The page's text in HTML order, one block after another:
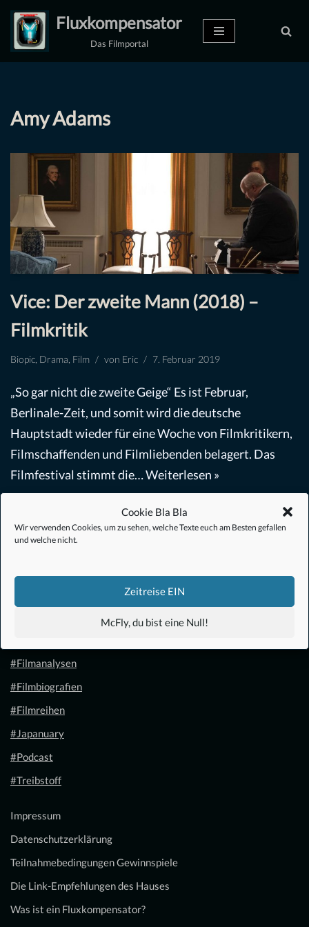
Cookie Bla Bla
Wir verwenden Cookies, um zu sehen, welche Texte euch am Besten gefallen
und welche nicht.
Zeitreise EIN
McFly, du bist eine Null!
Zum
Inhalt
Fluxkompensator
Das Filmportal
Amy Adams
Vice: Der zweite Mann (2018) –
Filmkritik
Biopic Drama Film von Eric 7. Februar 2019
„So gar nicht die zweite Geige“ Es ist Februar,
Berlinale-Zeit, und somit wird die deutsche
Hauptstadt wieder für eine Woche von Filmkritikern,
Filmschaffenden und Filmliebenden belagert. Das
Filmfestival stimmt die…Weiterlesen »
#Filmanalysen
#Filmbiografien
#Filmreihen
#Japanuary
#Podcast
#Treibstoff
Impressum
Datenschutzerklärung
Teilnahmebedingungen Gewinnspiele
Die Link-Empfehlungen des Hauses
Was ist ein Fluxkompensator?